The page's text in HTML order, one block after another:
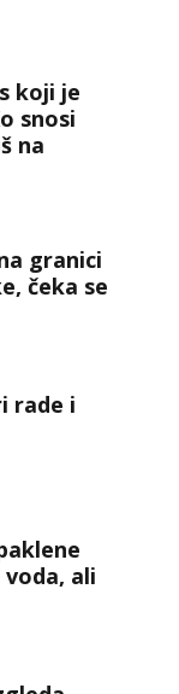
koji je
snosi
na
granici
čeka se
rade i
ali